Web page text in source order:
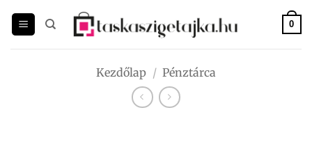
0
Kezdőlap / Pénztárca